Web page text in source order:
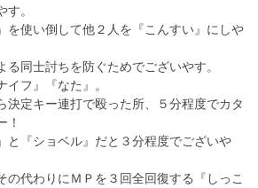
。
を使い倒して他２人を『こんすい』にしや
る同士討ちを防ぐためでございやす。
フ』『なた』。
決定キー連打で殴った所、５分程度でカタ
！
と『ショベル』だと３分程度でございや
の代わりにＭＰを３回全回復する『しっこ